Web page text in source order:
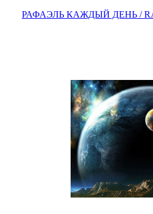
РАФАЭЛЬ КАЖДЫЙ ДЕНЬ /